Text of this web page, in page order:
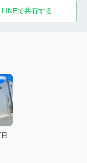
LINEで共有する